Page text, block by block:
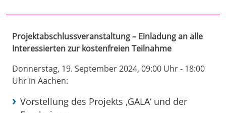
Projektabschlussveranstaltung – Einladung an alle
Interessierten zur kostenfreien Teilnahme
Donnerstag, 19. September 2024, 09:00 Uhr - 18:00
Uhr in Aachen:
Vorstellung des Projekts ‚GALA‘ und der